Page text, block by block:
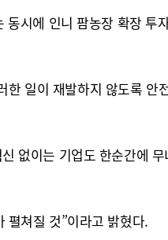
시에 인니 팜농장 확장 투
일이 재발하지 않도록 안
없이는 기업도 한순간에
펼쳐질 것”이라고 밝혔다.